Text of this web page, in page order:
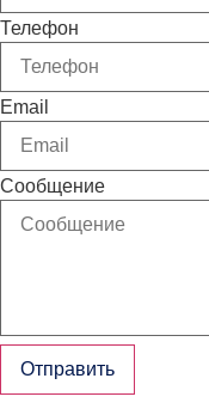
Телефон
Email
Сообщение
Отправить